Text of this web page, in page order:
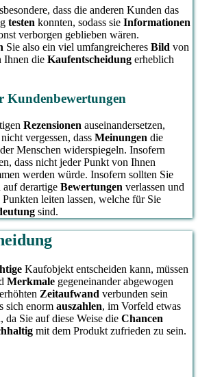
dass die anderen Kunden das
testen konnten, sodass sie Informationen
verborgen geblieben wären.
Sie also ein viel umfangreicheres Bild von
Ihnen die Kaufentscheidung erheblich
Kundenbewertungen
Rezensionen auseinandersetzen,
vergessen, dass Meinungen die
Menschen widerspiegeln. Insofern
dass nicht jeder Punkt von Ihnen
werden würde. Insofern sollten Sie
derartige Bewertungen verlassen und
leiten lassen, welche für Sie
sind.
Kaufobjekt entscheiden kann, müssen
Merkmale gegeneinander abgewogen
Zeitaufwand verbunden sein
sich enorm auszahlen, im Vorfeld etwas
da Sie auf diese Weise die Chancen
mit dem Produkt zufrieden zu sein.